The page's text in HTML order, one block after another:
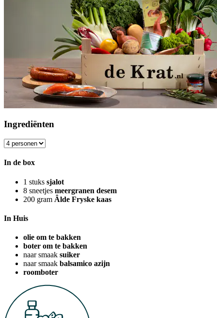
Ingrediënten
In de box
1 stuks sjalot
8 sneetjes meergranen desem
200 gram Âlde Fryske kaas
In Huis
olie om te bakken
boter om te bakken
naar smaak suiker
naar smaak balsamico azijn
roomboter